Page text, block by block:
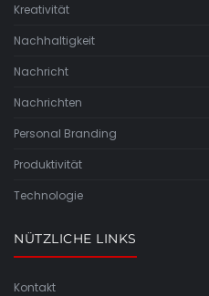
Kreativität
Nachhaltigkeit
Nachricht
Nachrichten
Personal Branding
Produktivität
Technologie
NÜTZLICHE LINKS
Kontakt